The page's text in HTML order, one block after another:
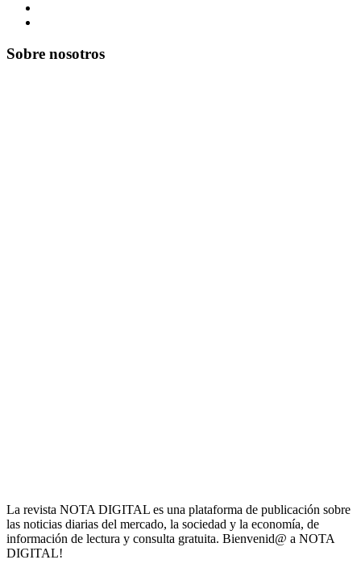
Sobre nosotros
La revista NOTA DIGITAL es una plataforma de publicación sobre
las noticias diarias del mercado, la sociedad y la economía, de
información de lectura y consulta gratuita. Bienvenid@ a NOTA
DIGITAL!